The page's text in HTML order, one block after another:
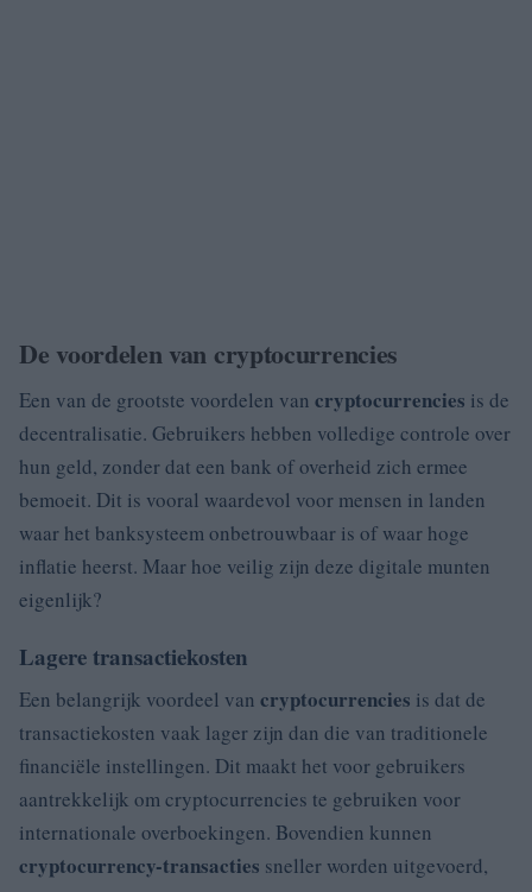
De voordelen van cryptocurrencies
Een van de grootste voordelen van cryptocurrencies is de
decentralisatie. Gebruikers hebben volledige controle over
hun geld, zonder dat een bank of overheid zich ermee
bemoeit. Dit is vooral waardevol voor mensen in landen
waar het banksysteem onbetrouwbaar is of waar hoge
inflatie heerst. Maar hoe veilig zijn deze digitale munten
eigenlijk?
Lagere transactiekosten
Een belangrijk voordeel van cryptocurrencies is dat de
transactiekosten vaak lager zijn dan die van traditionele
financiële instellingen. Dit maakt het voor gebruikers
aantrekkelijk om cryptocurrencies te gebruiken voor
internationale overboekingen. Bovendien kunnen
cryptocurrency-transacties sneller worden uitgevoerd,